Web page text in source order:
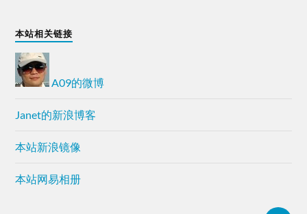
本站相关链接
A09的微博
Janet的新浪博客
本站新浪镜像
本站网易相册